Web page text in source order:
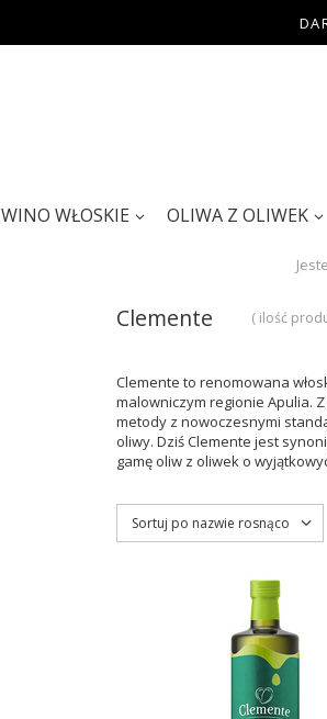
WINO WŁOSKIE OLIWA Z OLIWEK
Clemente ( ilość
Clemente to renomowana
malowniczym regionie Apulia.
metody z nowoczesnymi
oliwy. Dziś Clemente jest
gamę oliw z oliwek o
Sortuj po nazwie rosnąco